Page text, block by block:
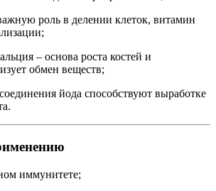
роль в делении клеток, витамин
– основа роста костей и
обмен веществ;
йода способствуют выработке
иммунитете;